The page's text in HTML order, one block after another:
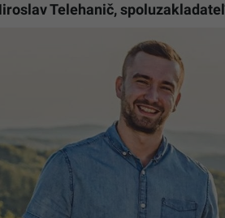
Telehanič,